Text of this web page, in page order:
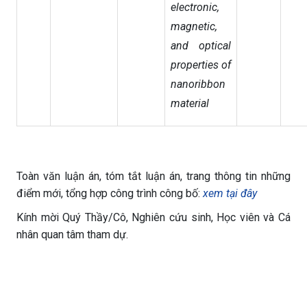
electronic,
magnetic,
and optical
properties of
nanoribbon
material
Toàn văn luận án, tóm tắt luận án, trang thông tin những
điểm mới, tổng hợp công trình công bố:xem tại đây
Kính mời Quý Thầy/Cô, Nghiên cứu sinh, Học viên và Cá
nhân quan tâm tham dự.